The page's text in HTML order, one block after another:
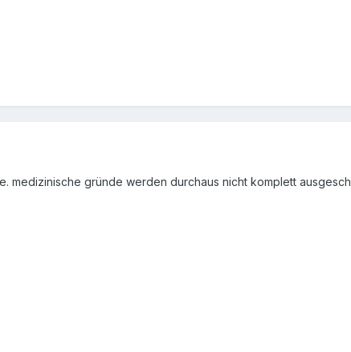
medizinische gründe werden durchaus nicht komplett